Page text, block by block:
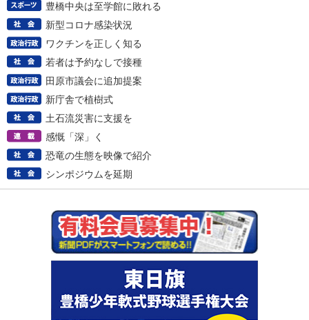
豊橋中央は至学館に敗れる
新型コロナ感染状況
ワクチンを正しく知る
若者は予約なしで接種
田原市議会に追加提案
新庁舎で植樹式
土石流災害に支援を
感慨「深」く
恐竜の生態を映像で紹介
シンポジウムを延期